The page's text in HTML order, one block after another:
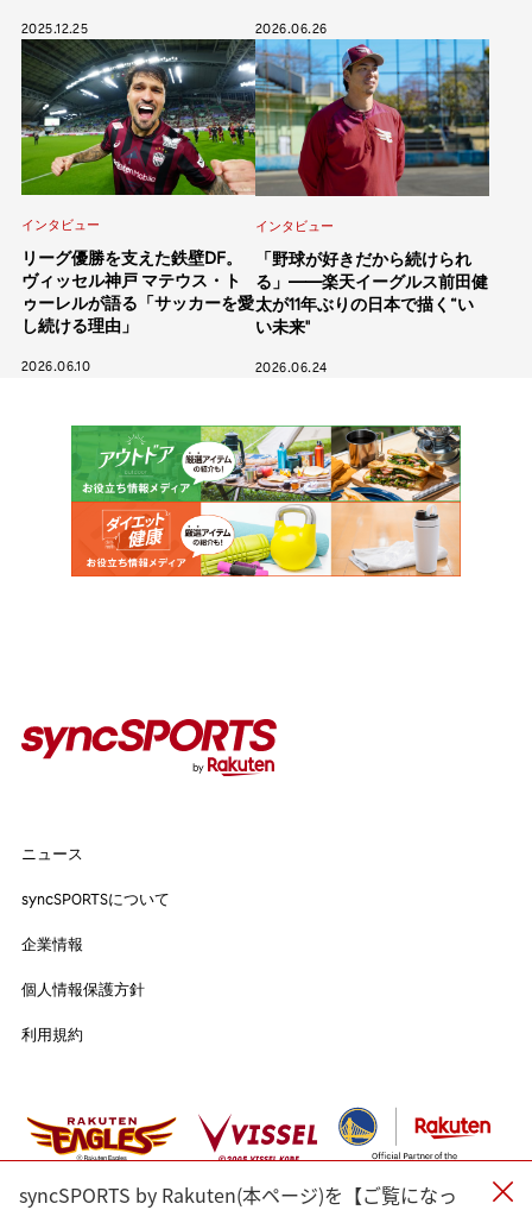
インタビュー
イベント
#バスケットボール
#トップアスリートの愛用品
#アスリートのセカンドキャリア
個人情報保護方針
利用規約
2025.12.25 2026.06.26
インタビュー
リーグ優勝を支えた鉄壁DF。
ヴィッセル神戸 マテウス・ト
ゥーレルが語る「サッカーを愛
し続ける理由」
2026.06.10
インタビュー
「野球が好きだから続けられ
る」——楽天イーグルス前田健
太が11年ぶりの日本で描く“い
い未来"
2026.06.24
#バスケットボール
#アスリートのセカンドキャリア
#渡辺皓太 #Sports for Everyone
#Green for Future
ニュース
syncSPORTSについて
企業情報
個人情報保護方針
利用規約
syncSPORTS by Rakuten(本ページ)を【ご覧になっ